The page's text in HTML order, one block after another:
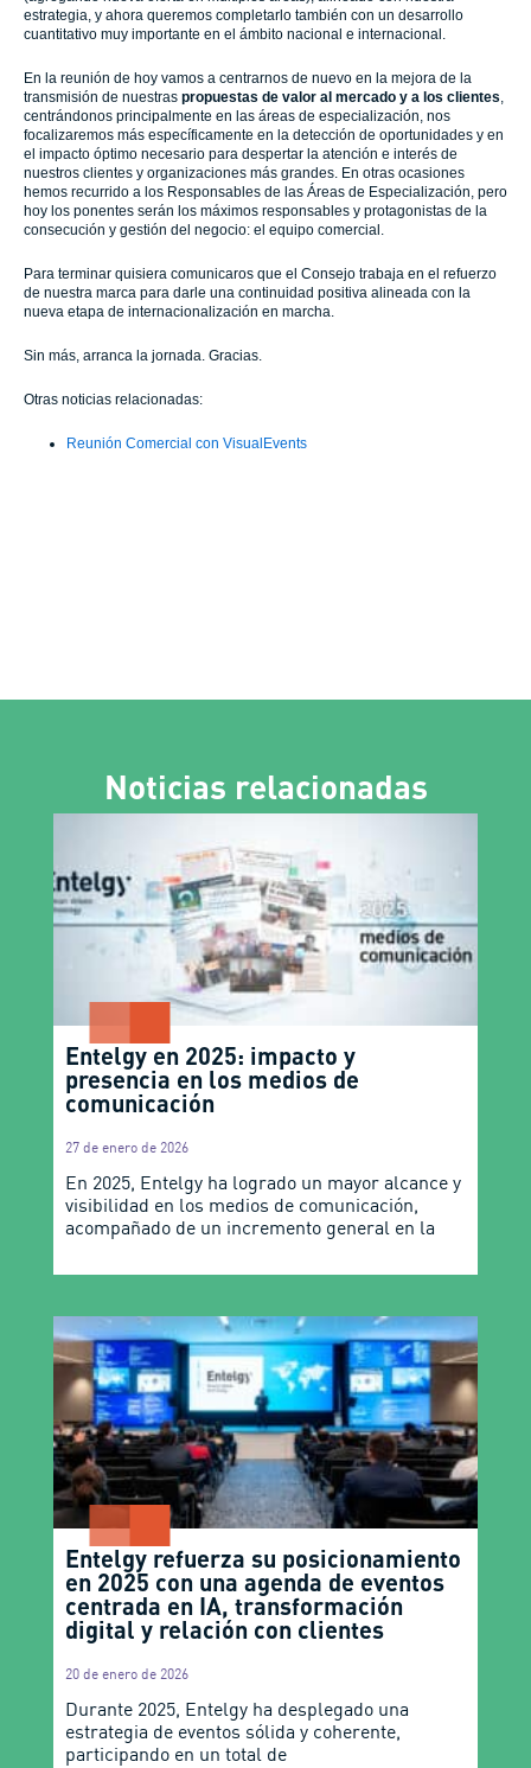
estrategia, y ahora queremos completarlo también con un desarrollo
cuantitativo muy importante en el ámbito nacional e internacional.
En la reunión de hoy vamos a centrarnos de nuevo en la mejora de la
transmisión de nuestras propuestas de valor al mercado y a los clientes,
centrándonos principalmente en las áreas de especialización, nos
focalizaremos más específicamente en la detección de oportunidades y en
el impacto óptimo necesario para despertar la atención e interés de
nuestros clientes y organizaciones más grandes. En otras ocasiones
hemos recurrido a los Responsables de las Áreas de Especialización, pero
hoy los ponentes serán los máximos responsables y protagonistas de la
consecución y gestión del negocio: el equipo comercial.
Para terminar quisiera comunicaros que el Consejo trabaja en el refuerzo
de nuestra marca para darle una continuidad positiva alineada con la
nueva etapa de internacionalización en marcha.
Sin más, arranca la jornada. Gracias.
Otras noticias relacionadas:
Reunión Comercial con VisualEvents
Noticias relacionadas
Entelgy en 2025: impacto y
presencia en los medios de
comunicación
27 de enero de 2026
En 2025, Entelgy ha logrado un mayor alcance y
visibilidad en los medios de comunicación,
acompañado de un incremento general en la
Entelgy refuerza su posicionamiento
en 2025 con una agenda de eventos
centrada en IA, transformación
digital y relación con clientes
20 de enero de 2026
Durante 2025, Entelgy ha desplegado una
estrategia de eventos sólida y coherente,
participando en un total de